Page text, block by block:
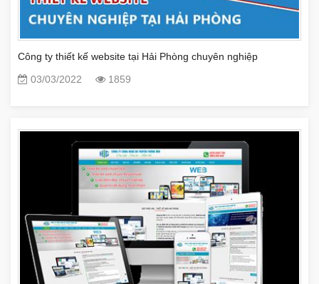
Công ty thiết kế website tại Hải Phòng chuyên nghiệp
03/03/2022
1859